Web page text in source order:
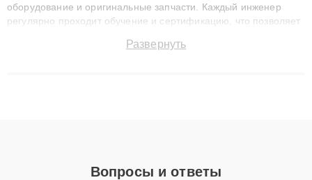
оборудование и оригинальные запчасти. Каждый инженер
регулярно проходит обучение и сертификацию, что позволяет
технику с сохранением гарантии до 3 лет. Наши мастера
Развернуть
Вопросы и ответы